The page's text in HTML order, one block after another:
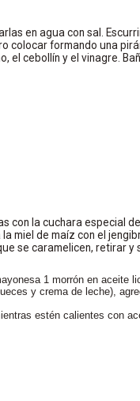
en agua con sal.
colocar formando una
el cebollín y el vinagre.
con la cuchara especial
miel de maíz con el
se caramelicen, retirar y
1 morrón en aceite
y crema de leche),
estén calientes con